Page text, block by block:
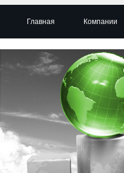
Главная Компании